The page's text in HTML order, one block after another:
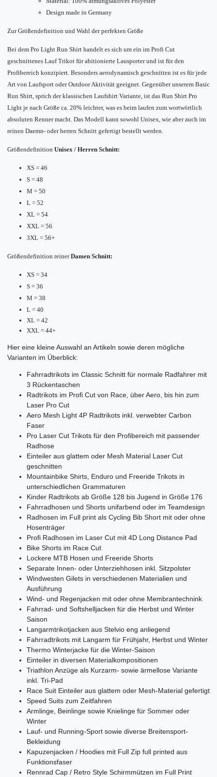
Design made in Germany
Zur Größendefinition und Wahl der perfekten Größe
Bei dem Pro Light Run Shirt handelt es sich um ein im Profi Cut
geschnittenes Lauf Trikot für abitionierte Lausporter und ist für den
Profibereich konzipiert. Besonders aerodynamisch geschnitten ist es für jede
Art von Laufsport oder Outdoor Aktivität geeignet. Gegenüber unserem Basic
Run Shirt, sprich der klassischen Laufshirt Variante, ist das Run Shirt Pro
Light je nach Größe ca. 20% leichter, was es beim laufen zum wortwörtlich
absoluten Renner macht. Das Modell kann sowohl Unisex, wie aber auch im
reinen Daemn- oder herren Schnitt gefertigt bestellt werden.
Größendefinition Unisex / Herren Schnitt:
XS = 46
S = 48
M = 50
L = 52
XL = 54
XXL = 56
3XL = 56+
Größendefinition reinerDamen Schnitt:
XS = 34
S = 36
M = 38
L = 40
XL = 42
XXL = 44+
Hier eine kleine Auswahl an Artikeln sowie deren mögliche
Varianten im Überblick:
Fahrradtrikots im Classic Schnitt für normale Radfahrer mit
3 Rückentaschen
Radtrikots im Profi Cut von Race, über Aero, bis hin zum
Laser Pro Cut
Aero Mesh Light 4P Radtrikots inkl. verwebter Carbon
Faser
Pro Laser Cut Trikots für den Profibereich mit passender
Radhose
Einteiler aus glattem oder Mesh Material Laser Cut
geschnitten
Mountainbike Shirts, Enduro und Freeride Trikots in
unterschiedlichen Grammaturen
Kinder Radtrikots ab Größe 128 bis Jugend in Größe 176
Fahrradhosen und Shorts unifarbend oder im Teamdesign
Radhosen im Full print als Cycling Bib Short mit oder ohne
Hosenträger
Profi Radhosen im Laser Cut mit 4D Long Distance Pad
Bike Shorts im Race Cut
Lockere MTB Hosen und Freeride Shorts
Separate Innen- oder Unterziehhosen inkl. Sitzpolster
Windwesten Gilets in verschiedenen Materialien und
Ausführung
Wind- und Regenjacken mit oder ohne Membrantechnink
Fahrrad- und Softshelljacken für die Herbst und Winter
Saison
Langarmtrikotjacken aus Stelvio eng anliegend
Fahrradtrikots mit Langarm für Frühjahr, Herbst und Winter
Thermo Winterjacke für die Winter-Saison
Einteiler in diversen Materialkompositionen
Triathlon Anzüge als Kurzarm- sowie ärmellose Variante
inkl. Tri-Pad
Race Suit Einteiler aus glattem oder Mesh-Material gefertigt
Speed Suits zum Zeitfahren
Armlinge, Beinlinge sowie Knielinge für Sommer oder
Winter
Lauf- und Running-Sport sowie diverse Breitensport-
Bekleidung
Kapuzenjacken / Hoodies mit Full Zip full printed aus
Funktionsfaser
Rennrad Cap / Retro Style Schirmmützen im Full Print